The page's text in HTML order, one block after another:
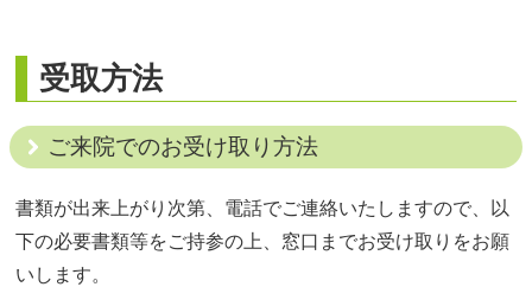
受取方法
ご来院でのお受け取り方法
書類が出来上がり次第、電話でご連絡いたしますので、以
下の必要書類等をご持参の上、窓口までお受け取りをお願
いします。